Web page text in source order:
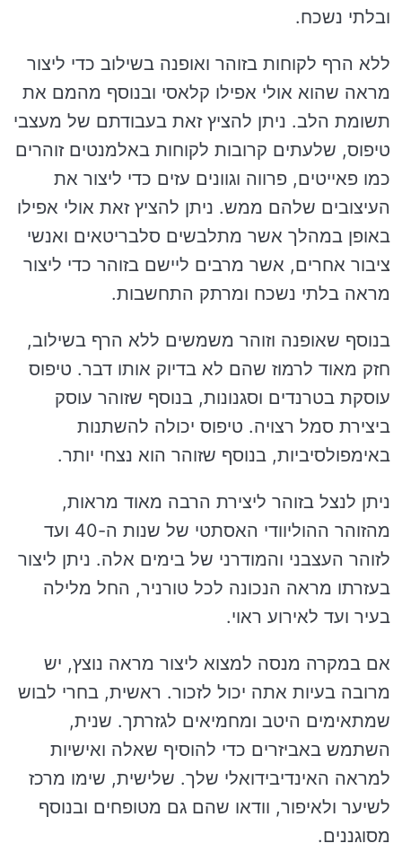
ובלתי נשכח.
ללא הרף לקוחות בזוהר ואופנה בשילוב כדי ליצור
מראה שהוא אולי אפילו קלאסי ובנוסף מהמם את
תשומת הלב. ניתן להציץ זאת בעבודתם של מעצבי
טיפוס, שלעתים קרובות לקוחות באלמנטים זוהרים
כמו פאייטים, פרווה וגוונים עזים כדי ליצור את
העיצובים שלהם ממש. ניתן להציץ זאת אולי אפילו
באופן במהלך אשר מתלבשים סלבריטאים ואנשי
ציבור אחרים, אשר מרבים ליישם בזוהר כדי ליצור
מראה בלתי נשכח ומרתק התחשבות.
בנוסף שאופנה וזוהר משמשים ללא הרף בשילוב,
חזק מאוד לרמוז שהם לא בדיוק אותו דבר. טיפוס
עוסקת בטרנדים וסגנונות, בנוסף שזוהר עוסק
ביצירת סמל רצויה. טיפוס יכולה להשתנות
באימפולסיביות, בנוסף שזוהר הוא נצחי יותר.
ניתן לנצל בזוהר ליצירת הרבה מאוד מראות,
מהזוהר ההוליוודי האסתטי של שנות ה-40 ועד
לזוהר העצבני והמודרני של בימים אלה. ניתן ליצור
בעזרתו מראה הנכונה לכל טורניר, החל מלילה
בעיר ועד לאירוע ראוי.
אם במקרה מנסה למצוא ליצור מראה נוצץ, יש
מרובה בעיות אתה יכול לזכור. ראשית, בחרי לבוש
שמתאימים היטב ומחמיאים לגזרתך. שנית,
השתמש באביזרים כדי להוסיף שאלה ואישיות
למראה האינדיבידואלי שלך. שלישית, שימו מרכז
לשיער ולאיפור, וודאו שהם גם מטופחים ובנוסף
מסוגננים.